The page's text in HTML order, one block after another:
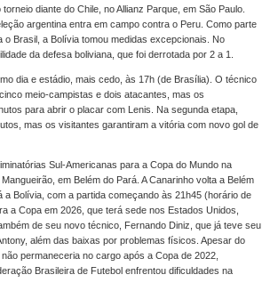
diante do Chile, no Allianz Parque, em São Paulo.
argentina entra em campo contra o Peru. Como parte
Brasil, a Bolívia tomou medidas excepcionais. No
da defesa boliviana, que foi derrotada por 2 a 1.
dia e estádio, mais cedo, às 17h (de Brasília). O técnico
meio-campistas e dois atacantes, mas os
para abrir o placar com Lenis. Na segunda etapa,
mas os visitantes garantiram a vitória com novo gol de
Sul-Americanas para a Copa do Mundo na
em Belém do Pará. A Canarinho volta a Belém
Bolívia, com a partida começando às 21h45 (horário de
a Copa em 2026, que terá sede nos Estados Unidos,
de seu novo técnico, Fernando Diniz, que já teve seu
além das baixas por problemas físicos. Apesar do
permaneceria no cargo após a Copa de 2022,
Brasileira de Futebol enfrentou dificuldades na